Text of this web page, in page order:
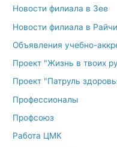
Новости филиала в Зее
Новости филиала в
Объявления учебно-
Проект "Жизнь в твоих
Проект "Патруль
Профессионалы
Профсоюз
Работа ЦМК